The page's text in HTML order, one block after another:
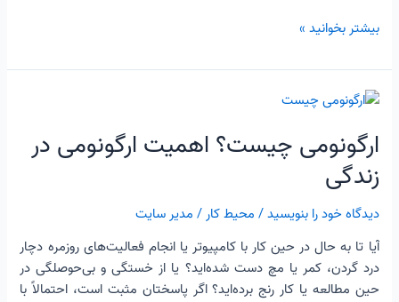
بیشتر بخوانید »
ارگونومی چیست؟ اهمیت ارگونومی در
زندگی
دیدگاه‌ خود را بنویسید/ محیط کار / مدیر سایت
آیا تا به حال در حین کار با کامپیوتر یا انجام فعالیت‌های روزمره دچار
درد گردن، کمر یا مچ دست شده‌اید؟ یا از خستگی و بی‌حوصلگی در
حین مطالعه یا کار رنج برده‌اید؟ اگر پاسختان مثبت است، احتمالاً با
ارگونومی
اهمیت
ارگونومی
در
زندگی